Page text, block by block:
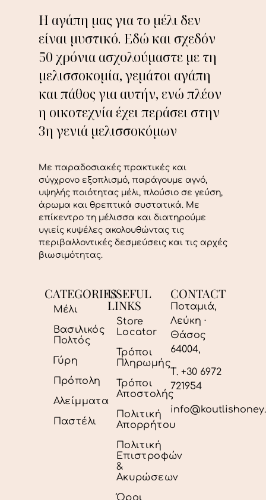
Η αγάπη μας για το μέλι δεν
είναι μυστικό. Εδώ και σχεδόν
50 χρόνια ασχολούμαστε με τη
μελισσοκομία, γεμάτοι αγάπη
και πάθος για αυτήν, ενώ πλέον
η οικοτεχνία έχει περάσει στην
3η γενιά μελισσοκόμων
Με παραδοσιακές πρακτικές και
σύγχρονο εξοπλισμό, παράγουμε αγνό,
υψηλής ποιότητας μέλι, πλούσιο σε γεύση,
άρωμα και θρεπτικά συστατικά. Με
επίκεντρο τη μέλισσα και διατηρούμε
υγιείς κυψέλες ακολουθώντας τις
περιβαλλοντικές δεσμεύσεις και τις αρχές
βιωσιμότητας.
CATEGORIES
Μέλι
Βασιλικός
Πολτός
Γύρη
Πρόπολη
Αλείμματα
Παστέλι
USEFUL
LINKS
Store
Locator
Τρόποι
Πληρωμής
Τρόποι
Αποστολής
Πολιτική
Απορρήτου
Πολιτική
Επιστροφών
&
Ακυρώσεων
Όροι
CONTACT
Ποταμιά,
Λεύκη ·
Θάσος
64004,
Τ. +30 6972
721954